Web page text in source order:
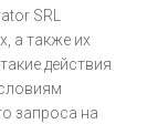
SRL
а также их
действия
запроса на